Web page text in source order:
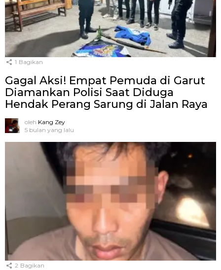
1 Bagikan
Gagal Aksi! Empat Pemuda di Garut
Diamankan Polisi Saat Diduga
Hendak Perang Sarung di Jalan Raya
oleh Kang Zey
5 bulan yang lalu
2 Bagikan